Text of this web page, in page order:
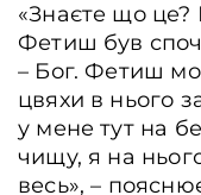
«Знаєте що
Фетиш був
– Бог. Фетиш
цвяхи в нього
у мене тут на
чищу, я на
весь», –